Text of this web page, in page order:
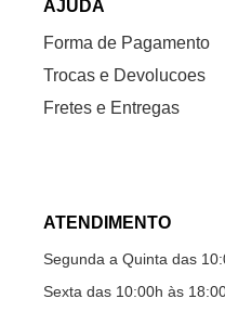
AJUDA
Forma de Pagamento
Trocas e Devolucoes
Fretes e Entregas
ATENDIMENTO
Segunda a Quinta das
Sexta das 10:00h às